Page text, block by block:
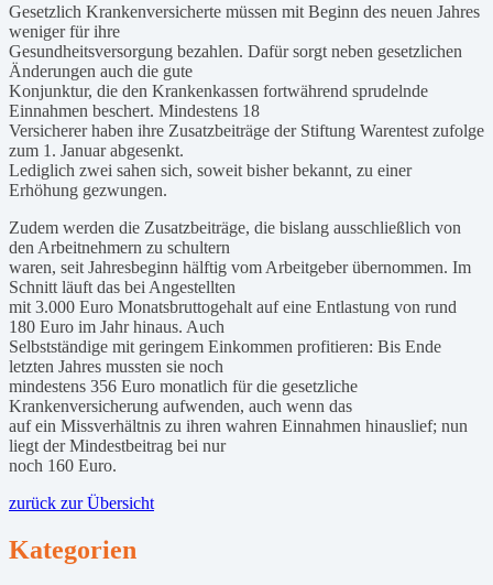
Gesetzlich Krankenversicherte müssen mit Beginn des neuen Jahres
weniger für ihre
Gesundheitsversorgung bezahlen. Dafür sorgt neben gesetzlichen
Änderungen auch die gute
Konjunktur, die den Krankenkassen fortwährend sprudelnde
Einnahmen beschert. Mindestens 18
Versicherer haben ihre Zusatzbeiträge der Stiftung Warentest zufolge
zum 1. Januar abgesenkt.
Lediglich zwei sahen sich, soweit bisher bekannt, zu einer
Erhöhung gezwungen.
Zudem werden die Zusatzbeiträge, die bislang ausschließlich von
den Arbeitnehmern zu schultern
waren, seit Jahresbeginn hälftig vom Arbeitgeber übernommen. Im
Schnitt läuft das bei Angestellten
mit 3.000 Euro Monatsbruttogehalt auf eine Entlastung von rund
180 Euro im Jahr hinaus. Auch
Selbstständige mit geringem Einkommen profitieren: Bis Ende
letzten Jahres mussten sie noch
mindestens 356 Euro monatlich für die gesetzliche
Krankenversicherung aufwenden, auch wenn das
auf ein Missverhältnis zu ihren wahren Einnahmen hinauslief; nun
liegt der Mindestbeitrag bei nur
noch 160 Euro.
zurück zur Übersicht
Kategorien